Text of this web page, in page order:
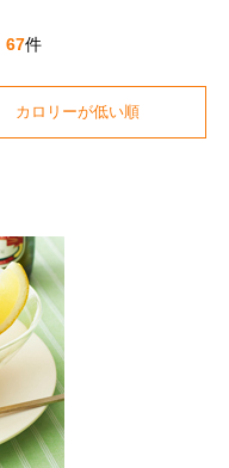
67件
カロリーが低い順